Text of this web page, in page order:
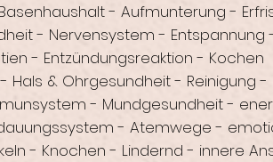
- Aufmunterung -
- Nervensystem - Entspannung
- Entzündungsreaktion - Kochen
& Ohrgesundheit - Reinigung -
- Mundgesundheit -
- Atemwege -
- Knochen - Lindernd - innere